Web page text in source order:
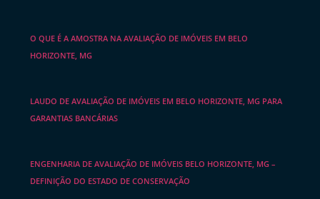
O QUE É A AMOSTRA NA AVALIAÇÃO DE IMÓVEIS EM BELO
HORIZONTE, MG
LAUDO DE AVALIAÇÃO DE IMÓVEIS EM BELO HORIZONTE, MG PARA
GARANTIAS BANCÁRIAS
ENGENHARIA DE AVALIAÇÃO DE IMÓVEIS BELO HORIZONTE, MG –
DEFINIÇÃO DO ESTADO DE CONSERVAÇÃO